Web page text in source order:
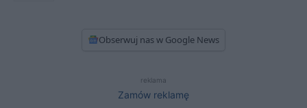
Obserwuj nas w Google News
reklama
Zamów reklamę